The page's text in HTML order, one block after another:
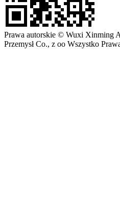
Prawa autorskie © Wuxi Xinming
Przemysł Co., z oo Wszystko